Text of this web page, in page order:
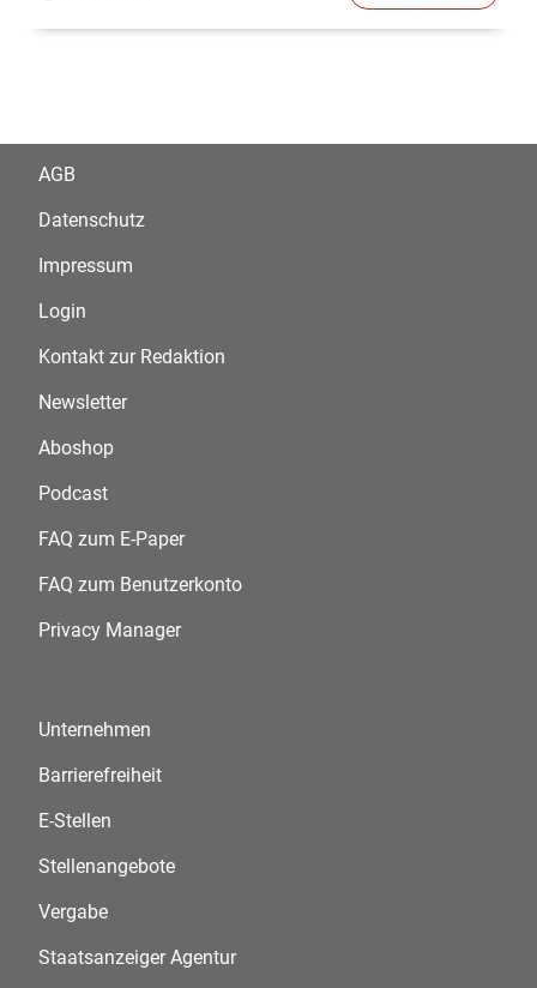
AGB
Datenschutz
Impressum
Login
Kontakt zur Redaktion
Newsletter
Aboshop
Podcast
FAQ zum E-Paper
FAQ zum Benutzerkonto
Privacy Manager
Unternehmen
Barrierefreiheit
E-Stellen
Stellenangebote
Vergabe
Staatsanzeiger Agentur